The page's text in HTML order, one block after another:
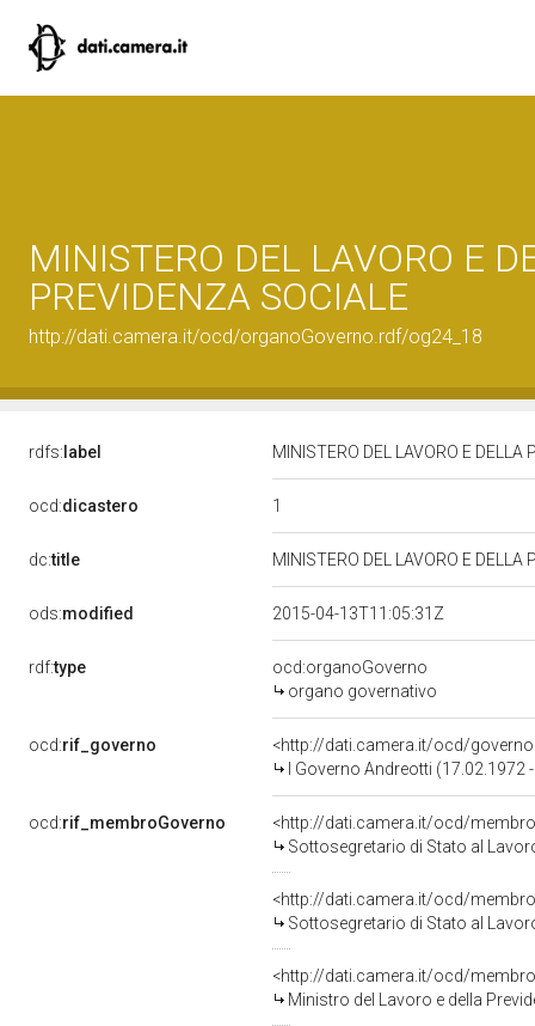
MINISTERO DEL LAVORO E
PREVIDENZA SOCIALE
http://dati.camera.it/ocd/organoGoverno.rdf/og24_18
rdfs: label MINISTERO DEL LAVORO E DELLA
ocd:dicastero 1
dc:title MINISTERO DEL LAVORO E DELLA
ods:modified 2015-04-13T11:05:31Z
rdf:type
ocd:organoGoverno
organo governativo
ocd:rif_governo
<http://dati.camera.it/ocd/
I Governo Andreotti (17.02.1972
ocd:rif_membroGoverno
<http://dati.camera.it/ocd/
Sottosegretario di Stato al
<http://dati.camera.it/ocd/
Sottosegretario di Stato al
<http://dati.camera.it/ocd/
Ministro del Lavoro e della